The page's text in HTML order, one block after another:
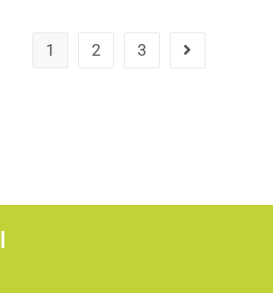
1 2 3